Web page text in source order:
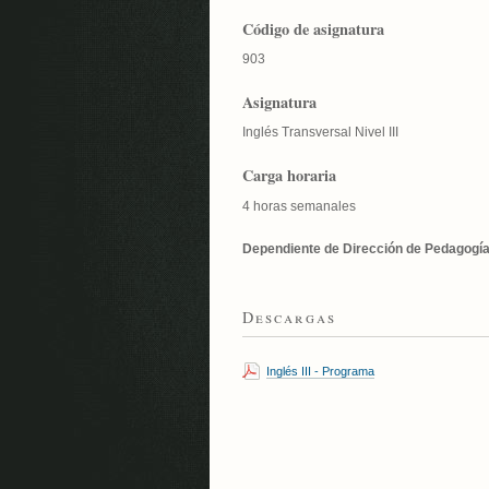
Código de asignatura
903
Asignatura
Inglés Transversal Nivel III
Carga horaria
4 horas semanales
Dependiente de Dirección de Pedagogía
Descargas
Inglés III - Programa